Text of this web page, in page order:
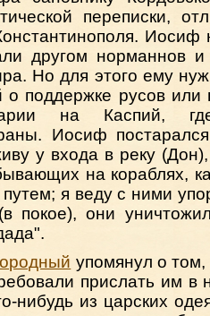
переписки,
другом норманнов
Но для этого ему
о поддержке русов или
на Каспий,
Иосиф
у входа в реку
на кораблях,
я веду с ними
покое), они
упомянул о
прислать им в
нибудь из царских